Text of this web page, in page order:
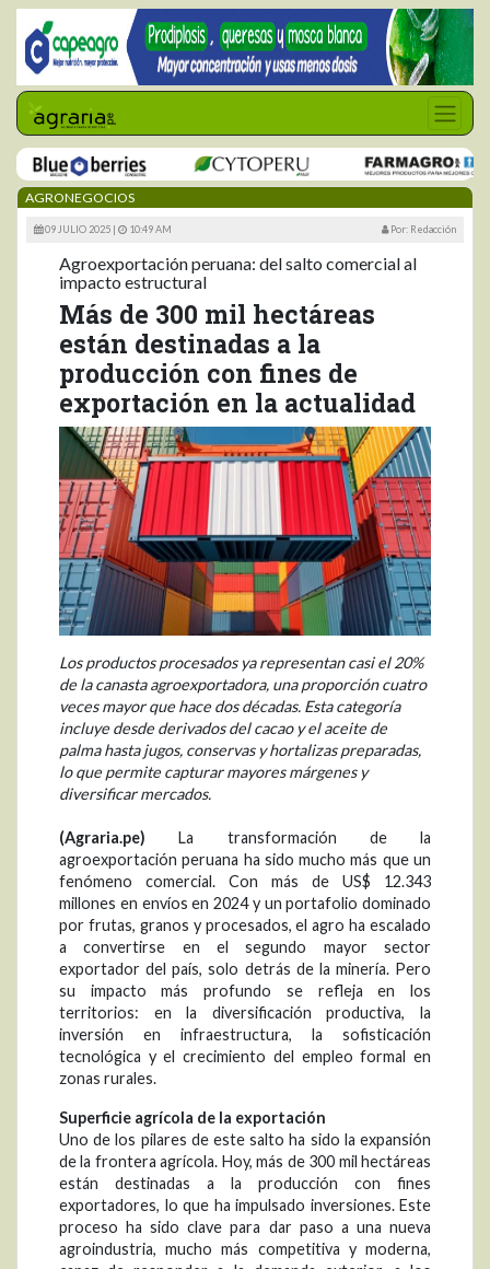
AGRONEGOCIOS
09 JULIO 2025 | 10:49 AM Por: Redacción
Agroexportación peruana: del salto comercial al
impacto estructural
Más de 300 mil hectáreas
están destinadas a la
producción con fines de
exportación en la actualidad
Los productos procesados ya representan casi el 20%
de la canasta agroexportadora, una proporción cuatro
veces mayor que hace dos décadas. Esta categoría
incluye desde derivados del cacao y el aceite de
palma hasta jugos, conservas y hortalizas preparadas,
lo que permite capturar mayores márgenes y
diversificar mercados.
(Agraria.pe)La transformación de la
agroexportación peruana ha sido mucho más que un
fenómeno comercial. Con más de US$ 12.343
millones en envíos en 2024 y un portafolio dominado
por frutas, granos y procesados, el agro ha escalado
a convertirse en el segundo mayor sector
exportador del país, solo detrás de la minería. Pero
su impacto más profundo se refleja en los
territorios: en la diversificación productiva, la
inversión en infraestructura, la sofisticación
tecnológica y el crecimiento del empleo formal en
zonas rurales.
Superficie agrícola de la exportación
Uno de los pilares de este salto ha sido la expansión
de la frontera agrícola. Hoy, más de 300 mil hectáreas
están destinadas a la producción con fines
exportadores, lo que ha impulsado inversiones. Este
proceso ha sido clave para dar paso a una nueva
agroindustria, mucho más competitiva y moderna,